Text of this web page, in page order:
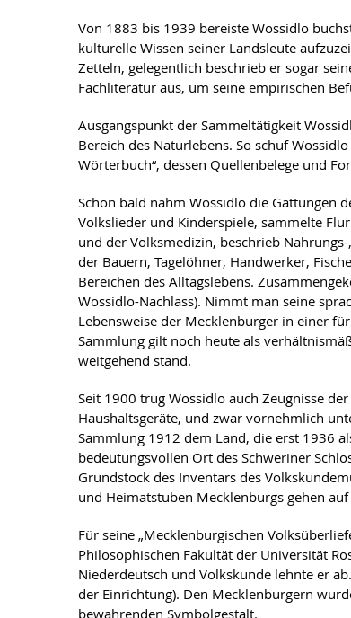
Von 1883 bis 1939 bereiste Wossidlo
kulturelle Wissen seiner Landsleute
Zetteln, gelegentlich beschrieb er sogar
Fachliteratur aus, um seine empirischen
Ausgangspunkt der Sammeltätigkeit
Bereich des Naturlebens. So schuf
Wörterbuch“, dessen Quellenbelege und
Schon bald nahm Wossidlo die Gattungen
Volkslieder und Kinderspiele, sammelte
und der Volksmedizin, beschrieb
der Bauern, Tagelöhner, Handwerker,
Bereichen des Alltagslebens.
Wossidlo-Nachlass). Nimmt man seine
Lebensweise der Mecklenburger in einer
Sammlung gilt noch heute als
weitgehend stand.
Seit 1900 trug Wossidlo auch Zeugnisse
Haushaltsgeräte, und zwar vornehmlich
Sammlung 1912 dem Land, die erst 1936
bedeutungsvollen Ort des Schweriner
Grundstock des Inventars des
und Heimatstuben Mecklenburgs gehen
Für seine „Mecklenburgischen
Philosophischen Fakultät der Universität
Niederdeutsch und Volkskunde lehnte er
der Einrichtung). Den Mecklenburgern
bewahrenden Symbolgestalt.